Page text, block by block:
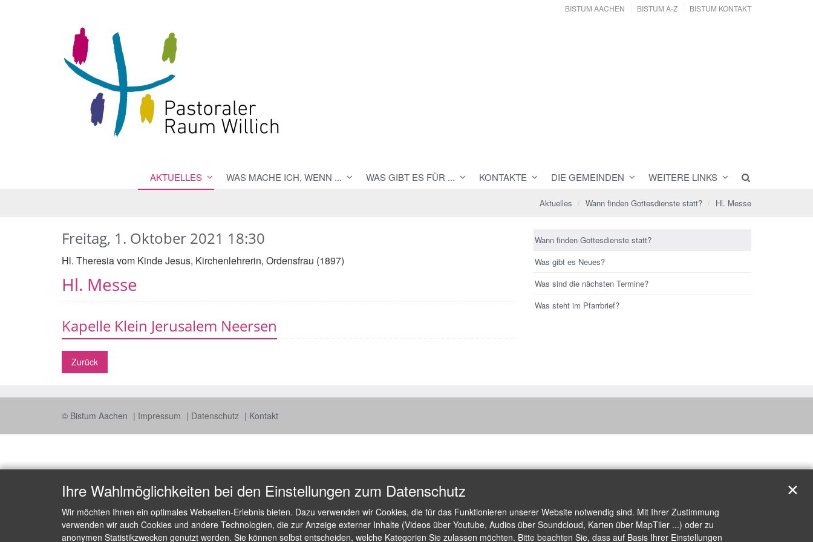
BISTUM AACHEN BISTUM A-Z BISTUM KONTAKT
AKTUELLES WAS MACHE ICH, WENN ... WAS GIBT ES FÜR ... KONTAKTE DIE GEMEINDEN WEITERE LINKS
Aktuelles Wann finden Gottesdienste statt? Hl. Messe
Hl. Messe
Freitag, 1. Oktober 2021 18:30
Hl. Theresia vom Kinde Jesus, Kirchenlehrerin, Ordensfrau (1897)
Kapelle Klein Jerusalem Neersen
Zurück
Wann finden Gottesdienste statt?
Was gibt es Neues?
Was sind die nächsten Termine?
Was steht im Pfarrbrief?
© Bistum Aachen Impressum Datenschutz Kontakt
Ihre Wahlmöglichkeiten bei den Einstellungen zum Datenschutz
Wir möchten Ihnen ein optimales Webseiten-Erlebnis bieten. Dazu verwenden wir Cookies, die für das Funktionieren unserer Website notwendig sind. Mit Ihrer Zustimmung
verwenden wir auch Cookies und andere Technologien, die zur Anzeige externer Inhalte (Videos über Youtube, Audios über Soundcloud, Karten über MapTiler ...) oder zu
anonymen Statistikzwecken genutzt werden. Sie können selbst entscheiden, welche Kategorien Sie zulassen möchten. Bitte beachten Sie, dass auf Basis Ihrer Einstellungen
✕